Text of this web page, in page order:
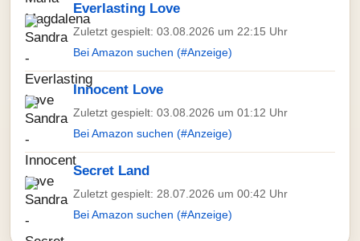
Everlasting Love
Zuletzt gespielt: 03.08.2026 um 22:15 Uhr
Bei Amazon suchen (#Anzeige)
Innocent Love
Zuletzt gespielt: 03.08.2026 um 01:12 Uhr
Bei Amazon suchen (#Anzeige)
Secret Land
Zuletzt gespielt: 28.07.2026 um 00:42 Uhr
Bei Amazon suchen (#Anzeige)